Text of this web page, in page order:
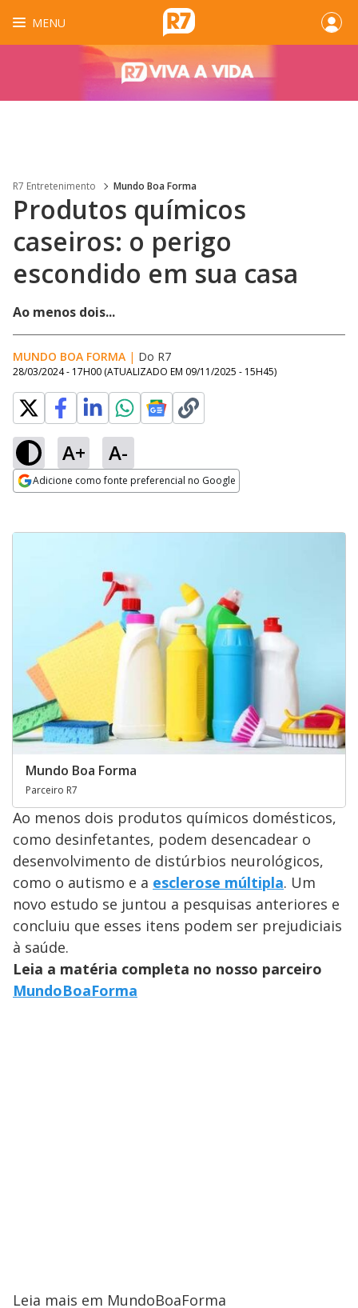
MENU
R7 Entretenimento Mundo Boa Forma
Produtos químicos
caseiros: o perigo
escondido em sua casa
Ao menos dois...
MUNDO BOA FORMA | Do R7
28/03/2024 - 17H00 (ATUALIZADO EM 09/11/2025 - 15H45)
A+ A-
Adicione como fonte preferencial no Google
Mundo Boa Forma
Parceiro R7
Ao menos dois produtos químicos domésticos,
como desinfetantes, podem desencadear o
desenvolvimento de distúrbios neurológicos,
como o autismo e a esclerose múltipla. Um
novo estudo se juntou a pesquisas anteriores e
concluiu que esses itens podem ser prejudiciais
à saúde.
Leia a matéria completa no nosso parceiro
MundoBoaForma
Leia mais em MundoBoaForma